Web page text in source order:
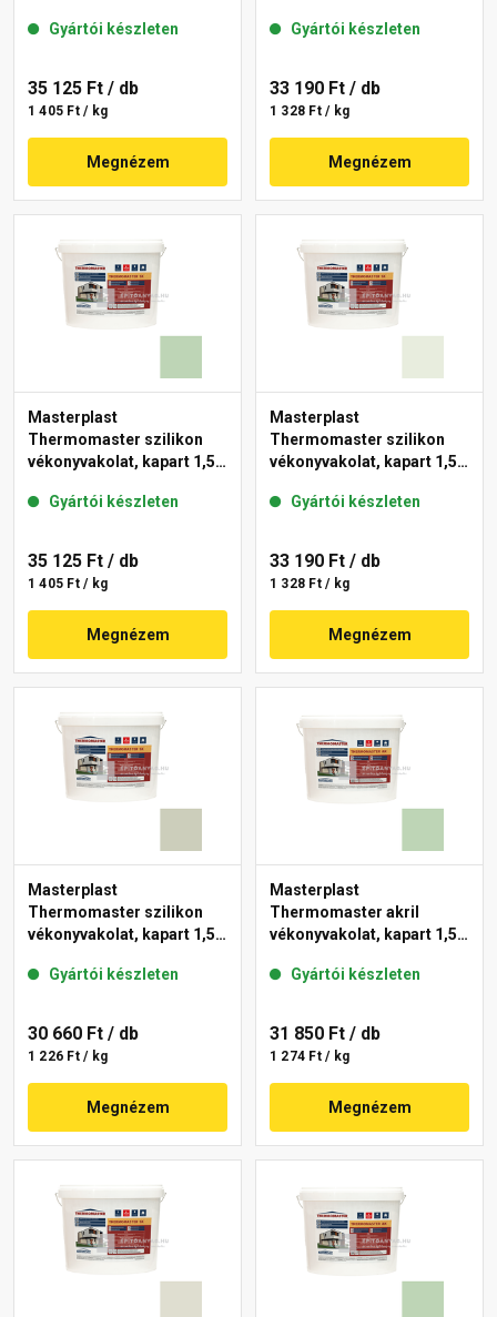
Gyártói készleten
35 125 Ft / db
1 405 Ft / kg
Megnézem
Gyártói készleten
33 190 Ft / db
1 328 Ft / kg
Megnézem
Masterplast
Thermomaster szilikon
vékonyvakolat, kapart 1,5
Gyártói készleten
35 125 Ft / db
1 405 Ft / kg
Megnézem
Masterplast
Thermomaster szilikon
vékonyvakolat, kapart 1,5
Gyártói készleten
33 190 Ft / db
1 328 Ft / kg
Megnézem
Masterplast
Thermomaster szilikon
vékonyvakolat, kapart 1,5
Gyártói készleten
30 660 Ft / db
1 226 Ft / kg
Megnézem
Masterplast
Thermomaster akril
vékonyvakolat, kapart 1,5
Gyártói készleten
31 850 Ft / db
1 274 Ft / kg
Megnézem